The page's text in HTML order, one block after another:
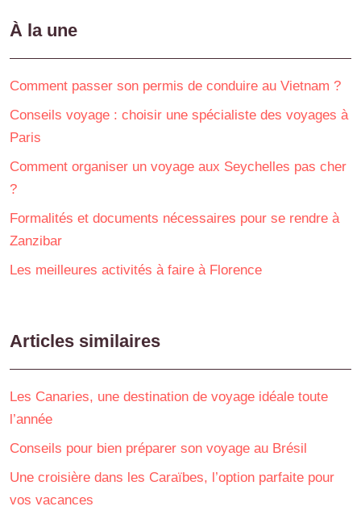
À la une
Comment passer son permis de conduire au Vietnam ?
Conseils voyage : choisir une spécialiste des voyages à
Paris
Comment organiser un voyage aux Seychelles pas cher
?
Formalités et documents nécessaires pour se rendre à
Zanzibar
Les meilleures activités à faire à Florence
Articles similaires
Les Canaries, une destination de voyage idéale toute
l’année
Conseils pour bien préparer son voyage au Brésil
Une croisière dans les Caraïbes, l’option parfaite pour
vos vacances